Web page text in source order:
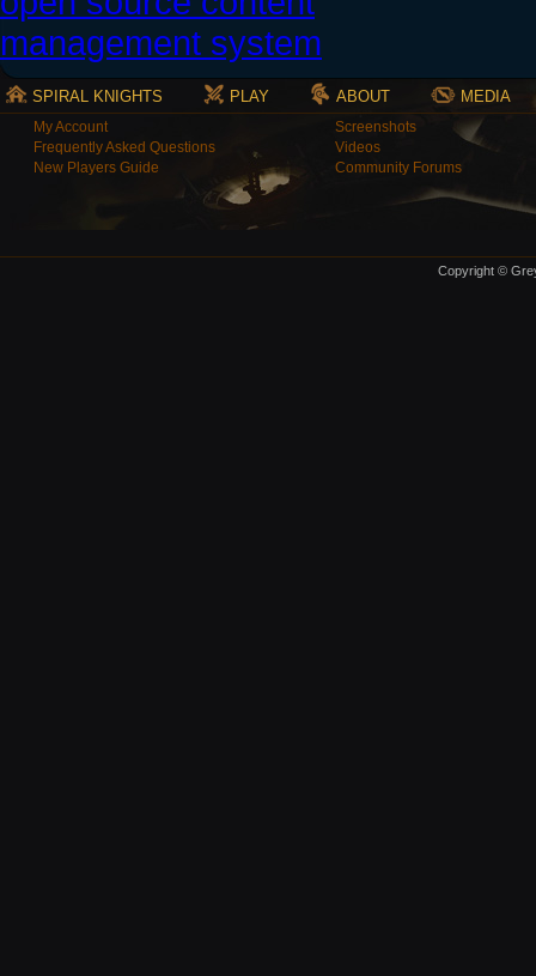
SPIRAL KNIGHTS PLAY ABOUT MEDIA
My Account
Frequently Asked Questions
New Players Guide
Screenshots
Videos
Community Forums
Copyright ©